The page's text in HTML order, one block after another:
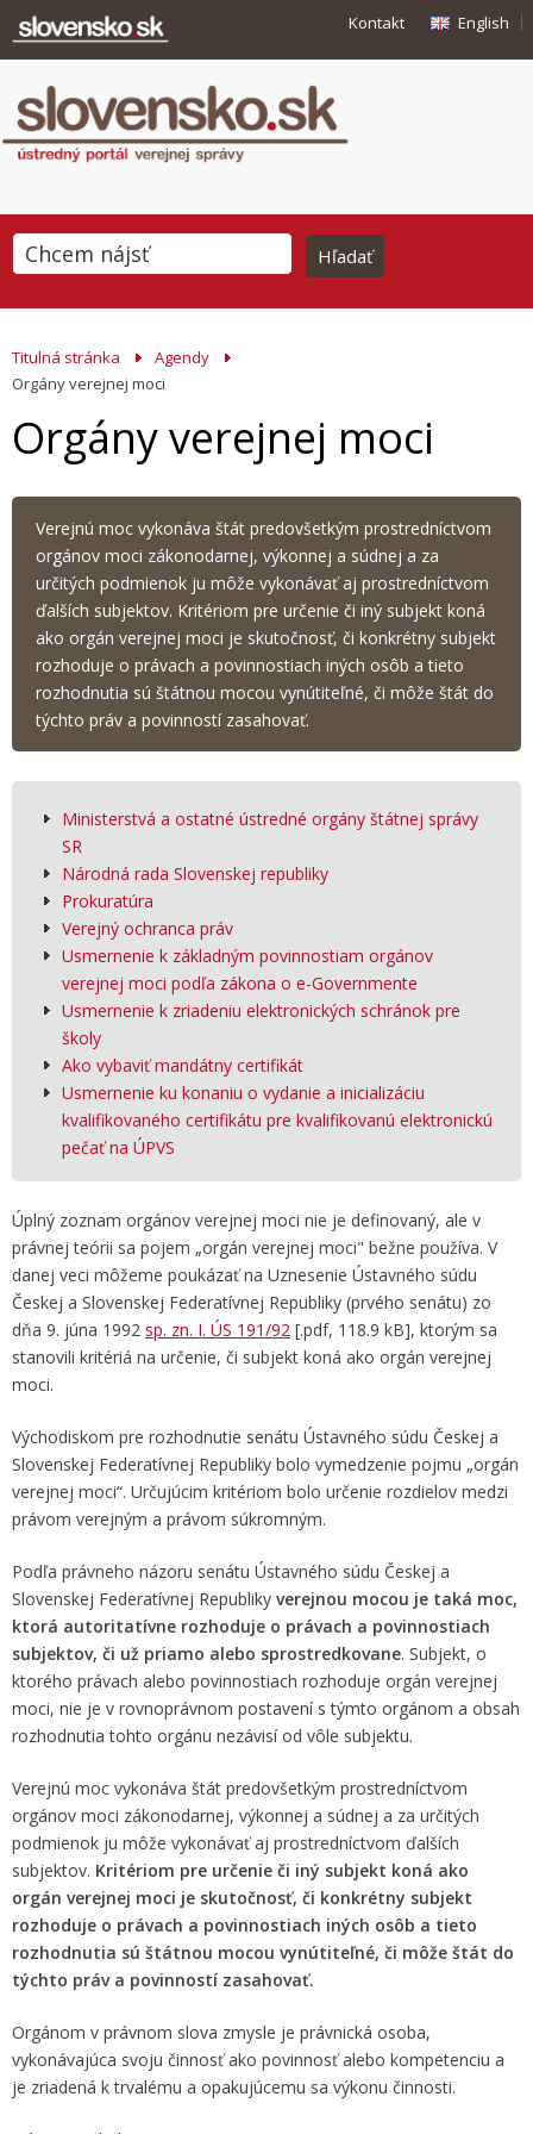
Kontakt English
Titulná stránka
Agendy
Orgány verejnej moci
Orgány verejnej moci
Verejnú moc vykonáva štát predovšetkým prostredníctvom
orgánov moci zákonodarnej, výkonnej a súdnej a za
určitých podmienok ju môže vykonávať aj prostredníctvom
ďalších subjektov. Kritériom pre určenie či iný subjekt koná
ako orgán verejnej moci je skutočnosť, či konkrétny subjekt
rozhoduje o právach a povinnostiach iných osôb a tieto
rozhodnutia sú štátnou mocou vynútiteľné, či môže štát do
týchto práv a povinností zasahovať.
Ministerstvá a ostatné ústredné orgány štátnej správy
SR
Národná rada Slovenskej republiky
Prokuratúra
Verejný ochranca práv
Usmernenie k základným povinnostiam orgánov
verejnej moci podľa zákona o e-Governmente
Usmernenie k zriadeniu elektronických schránok pre
školy
Ako vybaviť mandátny certifikát
Usmernenie ku konaniu o vydanie a inicializáciu
kvalifikovaného certifikátu pre kvalifikovanú elektronickú
pečať na ÚPVS
Úplný zoznam orgánov verejnej moci nie je definovaný, ale v
právnej teórii sa pojem „orgán verejnej moci" bežne používa. V
danej veci môžeme poukázať na Uznesenie Ústavného súdu
Českej a Slovenskej Federatívnej Republiky (prvého senátu) zo
dňa 9. júna 1992 sp. zn. I. ÚS 191/92 [.pdf, 118.9 kB], ktorým sa
stanovili kritériá na určenie, či subjekt koná ako orgán verejnej
moci.
Východiskom pre rozhodnutie senátu Ústavného súdu Českej a
Slovenskej Federatívnej Republiky bolo vymedzenie pojmu „orgán
verejnej moci“. Určujúcim kritériom bolo určenie rozdielov medzi
právom verejným a právom súkromným.
Podľa právneho názoru senátu Ústavného súdu Českej a
Slovenskej Federatívnej Republiky verejnou mocou je taká moc,
ktorá autoritatívne rozhoduje o právach a povinnostiach
subjektov, či už priamo alebo sprostredkovane. Subjekt, o
ktorého právach alebo povinnostiach rozhoduje orgán verejnej
moci, nie je v rovnoprávnom postavení s týmto orgánom a obsah
rozhodnutia tohto orgánu nezávisí od vôle subjektu.
Verejnú moc vykonáva štát predovšetkým prostredníctvom
orgánov moci zákonodarnej, výkonnej a súdnej a za určitých
podmienok ju môže vykonávať aj prostredníctvom ďalších
subjektov. Kritériom pre určenie či iný subjekt koná ako
orgán verejnej moci je skutočnosť, či konkrétny subjekt
rozhoduje o právach a povinnostiach iných osôb a tieto
rozhodnutia sú štátnou mocou vynútiteľné, či môže štát do
týchto práv a povinností zasahovať.
Orgánom v právnom slova zmysle je právnická osoba,
vykonávajúca svoju činnosť ako povinnosť alebo kompetenciu a
je zriadená k trvalému a opakujúcemu sa výkonu činnosti.